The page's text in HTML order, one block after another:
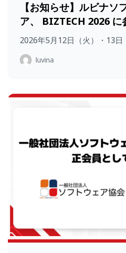
【お知らせ】ルビナソ
ア、 BIZTECH 2026
2026年5月12日（火）・13日
luvina